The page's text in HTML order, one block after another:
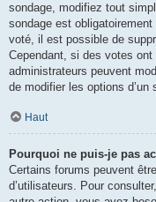
sondage, modifiez tout
sondage est
voté, il est possible de
Cependant, si des votes
administrateurs peuvent
de modifier les options d’un
Haut
Pourquoi ne puis-je pas
Certains forums peuvent
d’utilisateurs. Pour